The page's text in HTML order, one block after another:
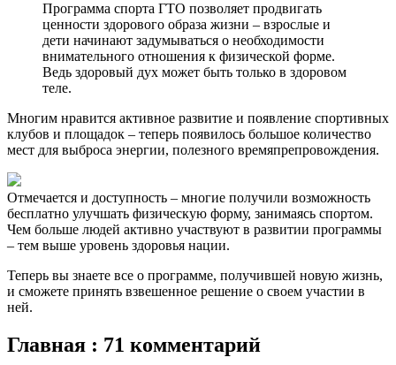
Программа спорта ГТО позволяет продвигать
ценности здорового образа жизни – взрослые и
дети начинают задумываться о необходимости
внимательного отношения к физической форме.
Ведь здоровый дух может быть только в здоровом
теле.
Многим нравится активное развитие и появление спортивных
клубов и площадок – теперь появилось большое количество
мест для выброса энергии, полезного времяпрепровождения.
Отмечается и доступность – многие получили возможность
бесплатно улучшать физическую форму, занимаясь спортом.
Чем больше людей активно участвуют в развитии программы
– тем выше уровень здоровья нации.
Теперь вы знаете все о программе, получившей новую жизнь,
и сможете принять взвешенное решение о своем участии в
ней.
Главная : 71 комментарий